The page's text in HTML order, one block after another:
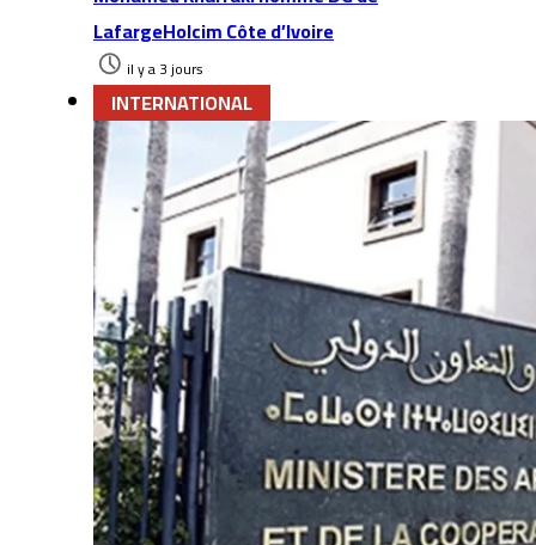
LafargeHolcim Côte d’Ivoire
il y a 3 jours
INTERNATIONAL